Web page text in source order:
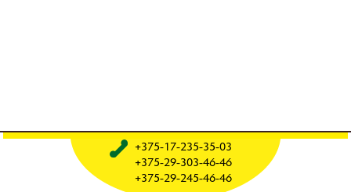
+375-17-235-35-03
+375-29-303-46-46
+375-29-245-46-46